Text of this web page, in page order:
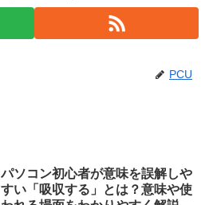
PCU
パソコン初心者が意味を誤解しや
すい「吸収する」とは？意味や使